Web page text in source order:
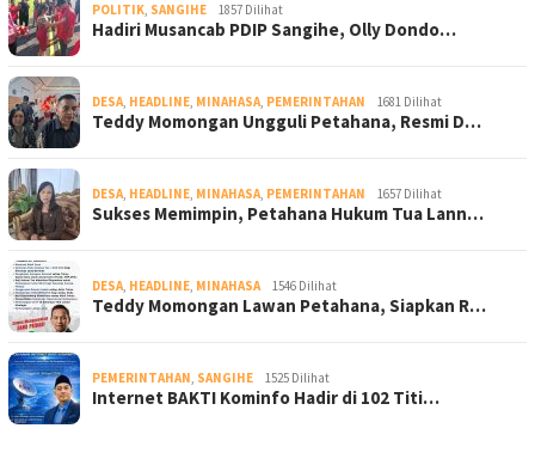
POLITIK, SANGIHE 1857 Dilihat
Hadiri Musancab PDIP Sangihe, Olly Dondo…
DESA, HEADLINE, MINAHASA, PEMERINTAHAN 1681 Dilihat
Teddy Momongan Ungguli Petahana, Resmi D…
DESA, HEADLINE, MINAHASA, PEMERINTAHAN 1657 Dilihat
Sukses Memimpin, Petahana Hukum Tua Lann…
DESA, HEADLINE, MINAHASA 1546 Dilihat
Teddy Momongan Lawan Petahana, Siapkan R…
PEMERINTAHAN, SANGIHE 1525 Dilihat
Internet BAKTI Kominfo Hadir di 102 Titi…